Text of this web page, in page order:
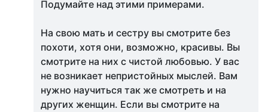
Подумайте над этими примерами.
На свою мать и сестру вы смотрите без
похоти, хотя они, возможно, красивы. Вы
смотрите на них с чистой любовью. У вас
не возникает непристойных мыслей. Вам
нужно научиться так же смотреть и на
других женщин. Если вы смотрите на